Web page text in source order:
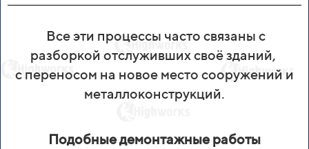
Все эти процессы часто связаны с
разборкой отслуживших своё зданий,
с переносом на новое место сооружений и
металлоконструкций.
Подобные демонтажные работы